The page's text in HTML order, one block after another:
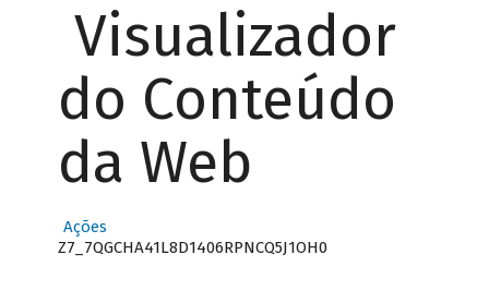
Visualizador
do Conteúdo
da Web
Ações
Z7_7QGCHA41L8D1406RPNCQ5J1OH0